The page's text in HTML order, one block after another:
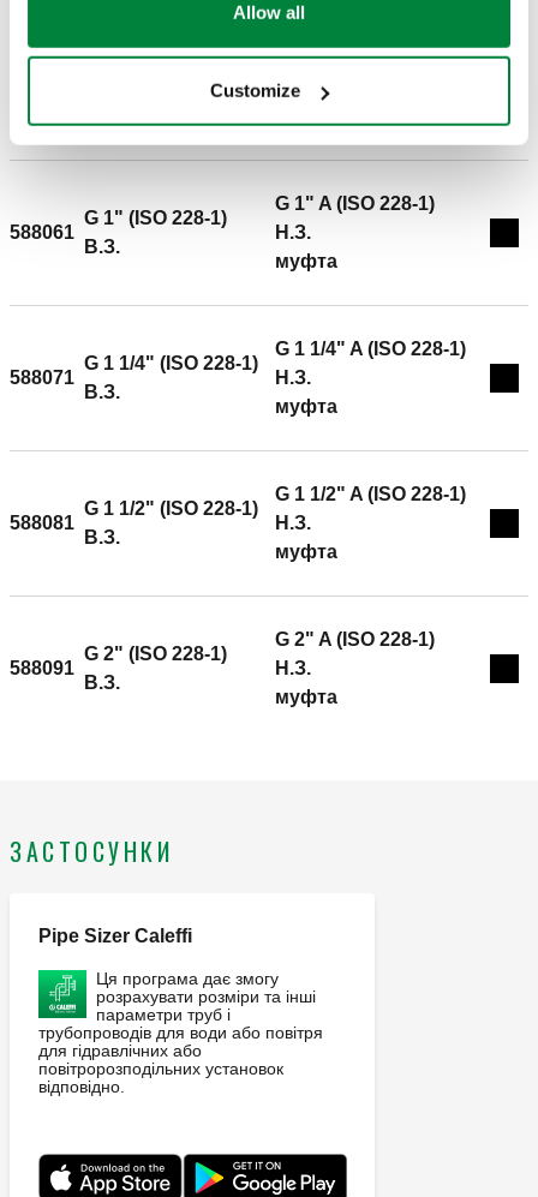
Allow all
Customize
G 3/4" A (ISO 228-1)
H.З.
588061
G 1" (ISO 228-1)
B.З.
G 1" A (ISO 228-1)
H.З.
муфта
588071
G 1 1/4" (ISO 228-1)
B.З.
G 1 1/4" A (ISO 228-1)
H.З.
муфта
588081
G 1 1/2" (ISO 228-1)
B.З.
G 1 1/2" A (ISO 228-1)
H.З.
муфта
588091
G 2" (ISO 228-1)
B.З.
G 2" A (ISO 228-1)
H.З.
муфта
ЗАСТОСУНКИ
Pipe Sizer Caleffi
Ця програма дає змогу
розрахувати розміри та інші
параметри труб і
трубопроводів для води або повітря
для гідравлічних або
повітророзподільних установок
відповідно.